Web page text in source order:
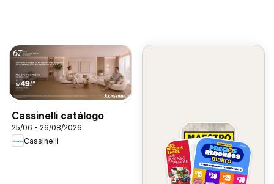
Cassinelli catálogo
25/06 - 26/08/2026
Cassinelli